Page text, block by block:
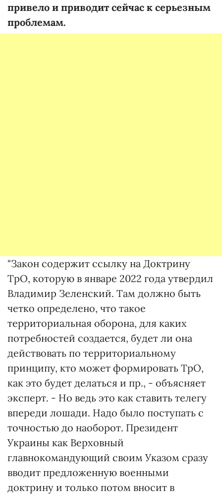
привело и приводит сейчас к серьезным
проблемам.
"Закон содержит ссылку на Доктрину
ТрО, которую в январе 2022 года утвердил
Владимир Зеленский. Там должно быть
четко определено, что такое
территориальная оборона, для каких
потребностей создается, будет ли она
действовать по территориальному
принципу, кто может формировать ТрО,
как это будет делаться и пр., - объясняет
эксперт. - Но ведь это как ставить телегу
впереди лошади. Надо было поступать с
точностью до наоборот. Президент
Украины как Верховный
главнокомандующий своим Указом сразу
вводит предложенную военными
доктрину и только потом вносит в